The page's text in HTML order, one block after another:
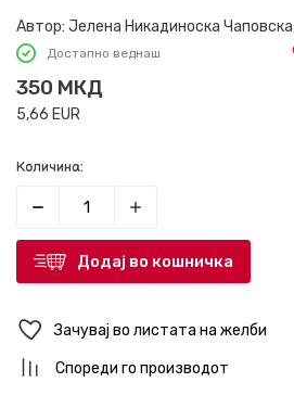
Автор: Јелена Никадиноска
Достапно веднаш
350 МКД
5,66 EUR
Количина:
Додај во кошничка
Зачувај во листата на желби
Спореди го производот